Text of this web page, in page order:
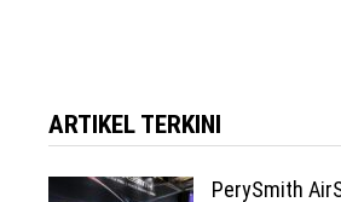
ARTIKEL TERKINI
PerySmith